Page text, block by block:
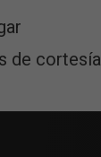
de cortesía